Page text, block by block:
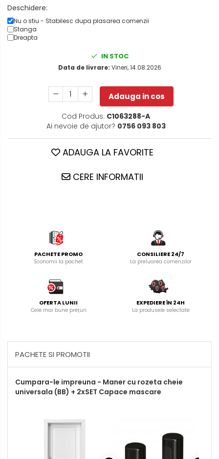
Deschidere:
Nu o stiu - Stabilesc dupa plasarea comenzii
Stanga
Dreapta
IN STOC
Data de livrare: Vineri, 14.08.2026
Adauga in cos
Cod Produs: C1063288-A
Ai nevoie de ajutor? 0756 093 803
ADAUGA LA FAVORITE
CERE INFORMATII
PACHETE PROMO
Economii la pachet
CONSILIERE 24/7
La preluarea comenzilor
OFERTA LUNII
Cele mai bune prețuri
EXPEDIERE ÎN 24H
La produsele selectate
PACHETE SI PROMOTII
Cumpara-le impreuna - Maner cu rozeta cheie
universala (BB) + 2xSET Capace mascare